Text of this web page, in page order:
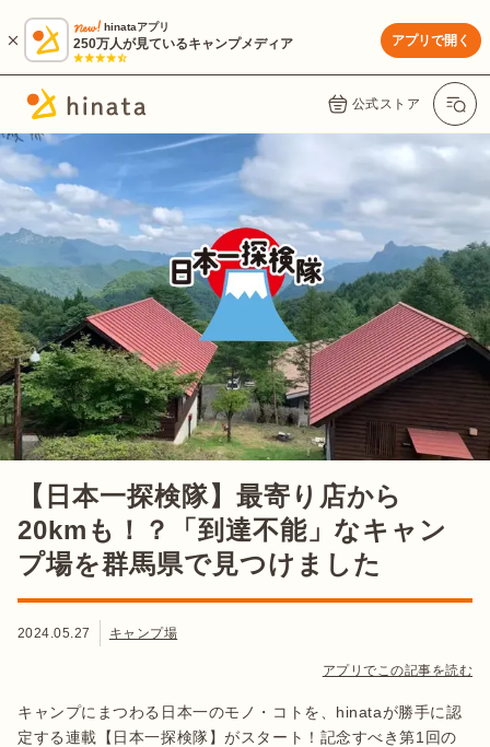
hinataアプリ
250万人が見ているキャンプメディア アプリで開く
公式ストア
【日本一探検隊】最寄り店から
20kmも！？「到達不能」なキャン
プ場を群馬県で見つけました
2024.05.27 キャンプ場
アプリでこの記事を読む
キャンプにまつわる日本一のモノ・コトを、hinataが勝手に認
定する連載【日本一探検隊】がスタート！記念すべき第1回の